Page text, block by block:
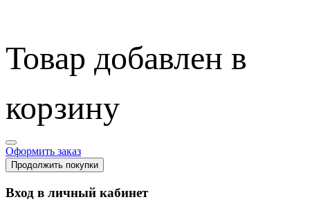
Товар добавлен в
корзину
Оформить заказ
Продолжить покупки
Вход в личный кабинет